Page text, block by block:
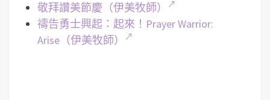
敬拜讚美節慶（伊美牧師）
禱告勇士興起：起來！Prayer Warrior:
Arise（伊美牧師）